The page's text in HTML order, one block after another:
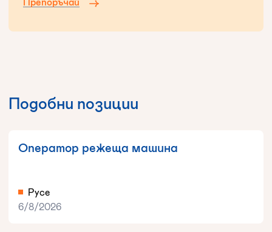
Подобни позиции
Оператор режеща машина
Русе
6/8/2026